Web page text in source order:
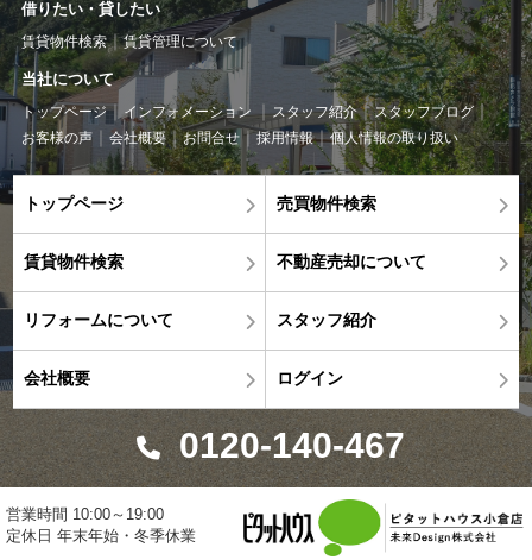
借りたい・貸したい
賃貸物件検索 賃貸管理について
当社について
トップページ インフォメーション スタッフ紹介
スタッフブログ
お客様の声
会社概要 お問合せ 採用情報 個人情報の取り扱い
トップページ 売買物件検索
賃貸物件検索 不動産売却について
リフォームについて スタッフ紹介
会社概要 ログイン
0120-140-467
営業時間 10:00～19:00
定休日 年末年始・冬季休業